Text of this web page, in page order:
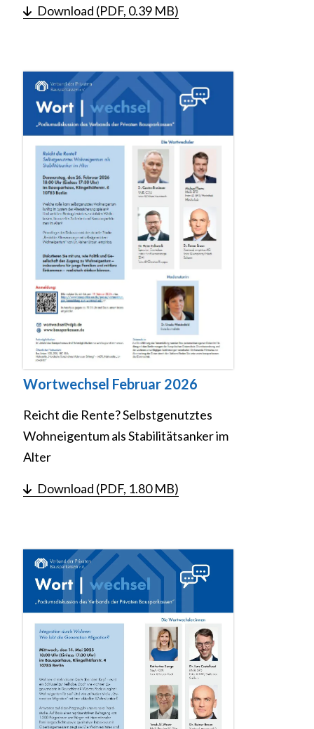
Download (PDF, 0.39 MB)
Wortwechsel Februar 2026
Reicht die Rente? Selbstgenutztes
Wohneigentum als Stabilitätsanker im
Alter
Download (PDF, 1.80 MB)